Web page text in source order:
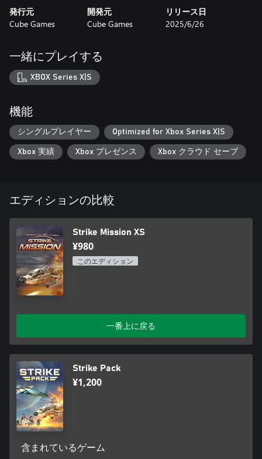
発行元
Cube Games
開発元
Cube Games
リリース日
2025/6/26
一緒にプレイする
XBOX Series X|S
機能
シングルプレイヤー Optimized for Xbox Series X|S
Xbox 実績 Xbox プレゼンス Xbox クラウド セーブ
エディションの比較
Strike Mission XS
¥980
このエディション
一番上に戻る
Strike Pack
¥1,200
含まれているゲーム